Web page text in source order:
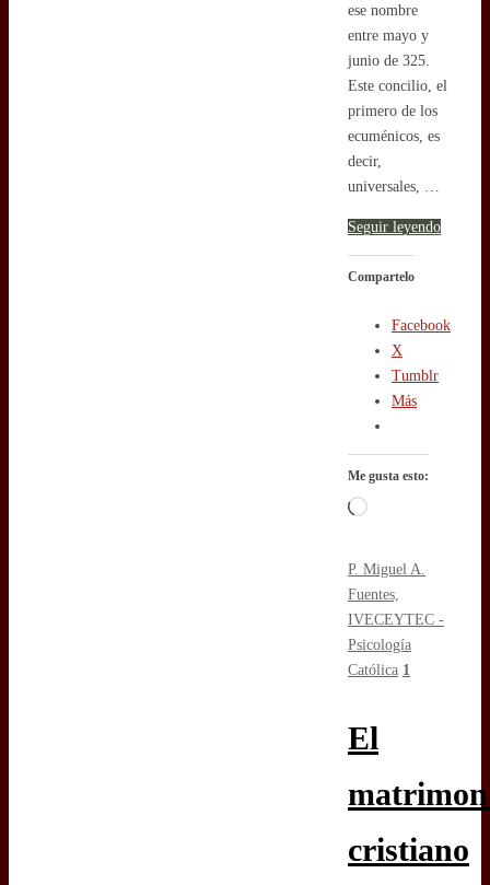
ese nombre
entre mayo y
junio de 325.
Este concilio, el
primero de los
ecuménicos, es
decir,
universales, …
Seguir leyendo
Compartelo
Facebook
X
Tumblr
Más
Me gusta esto:
Cargando...
P. Miguel A.
Fuentes,
IVECEYTEC -
Psicología
Católica 1
El
cristiano